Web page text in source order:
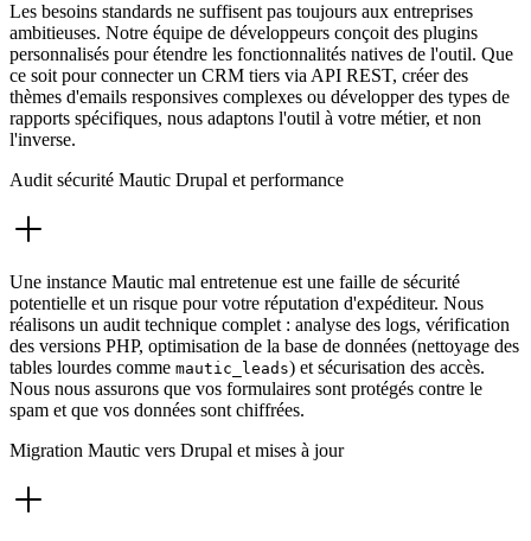
Les besoins standards ne suffisent pas toujours aux entreprises
ambitieuses. Notre équipe de développeurs conçoit des plugins
personnalisés pour étendre les fonctionnalités natives de l'outil. Que
ce soit pour connecter un CRM tiers via API REST, créer des
thèmes d'emails responsives complexes ou développer des types de
rapports spécifiques, nous adaptons l'outil à votre métier, et non
l'inverse.
Audit sécurité Mautic Drupal et performance
Une instance Mautic mal entretenue est une faille de sécurité
potentielle et un risque pour votre réputation d'expéditeur. Nous
réalisons un audit technique complet : analyse des logs, vérification
des versions PHP, optimisation de la base de données (nettoyage des
tables lourdes comme mautic_leads) et sécurisation des accès.
Nous nous assurons que vos formulaires sont protégés contre le
spam et que vos données sont chiffrées.
Migration Mautic vers Drupal et mises à jour